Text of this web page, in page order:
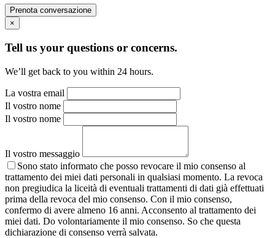
Prenota conversazione
×
Tell us your questions or concerns.
We’ll get back to you within 24 hours.
La vostra email
Il vostro nome
Il vostro nome
Il vostro messaggio
Sono stato informato che posso revocare il mio consenso al
trattamento dei miei dati personali in qualsiasi momento. La revoca
non pregiudica la liceità di eventuali trattamenti di dati già effettuati
prima della revoca del mio consenso. Con il mio consenso,
confermo di avere almeno 16 anni. Acconsento al trattamento dei
miei dati. Do volontariamente il mio consenso. So che questa
dichiarazione di consenso verrà salvata.